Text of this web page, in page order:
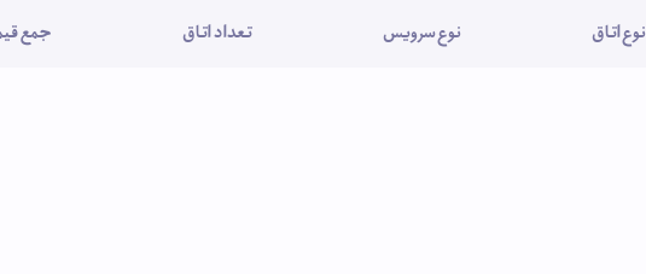
نوع اتاق نوع سرویس تعداد اتاق جمع